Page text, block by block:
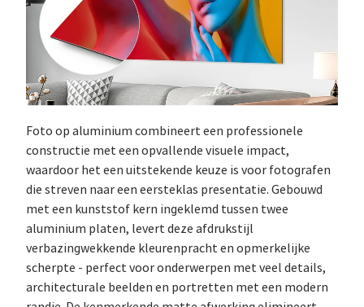
Foto op aluminium combineert een professionele
constructie met een opvallende visuele impact,
waardoor het een uitstekende keuze is voor fotografen
die streven naar een eersteklas presentatie. Gebouwd
met een kunststof kern ingeklemd tussen twee
aluminium platen, levert deze afdrukstijl
verbazingwekkende kleurenpracht en opmerkelijke
scherpte - perfect voor onderwerpen met veel details,
architecturale beelden en portretten met een modern